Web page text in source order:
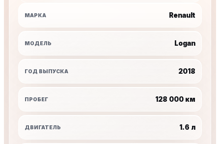
МАРКА Renault
МОДЕЛЬ Logan
ГОД ВЫПУСКА 2018
ПРОБЕГ 128 000 км
ДВИГАТЕЛЬ 1.6 л